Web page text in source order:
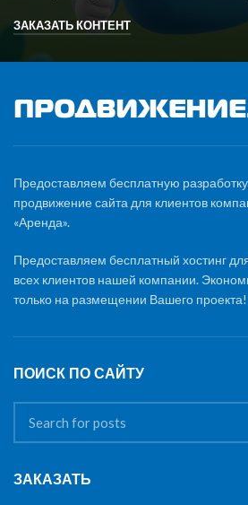
ЗАКАЗАТЬ КОНТЕНТ
Предоставляем бесплатную
продвижение сайта для клиентов
«Аренда».
Предоставляем бесплатный хостинг
всех клиентов нашей компании.
только на размещении Вашего проекта!
ПОИСК ПО САЙТУ
ЗАКАЗАТЬ